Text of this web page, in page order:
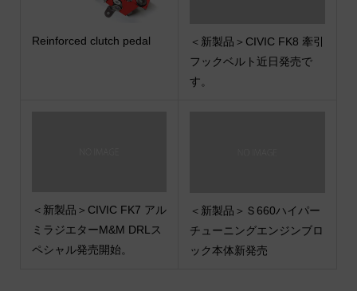
Reinforced clutch pedal
＜新製品＞CIVIC FK8 牽引
フックベルト近日発売で
す。
＜新製品＞CIVIC FK7 アル
ミラジエターM&M DRLス
ペシャル発売開始。
＜新製品＞Ｓ660ハイパー
チューニングエンジンブロ
ック本体新発売